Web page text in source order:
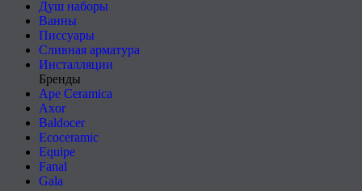
Душ наборы
Ванны
Писсуары
Сливная арматура
Инсталляции
Бренды
Ape Ceramica
Axor
Baldocer
Ecoceramic
Equipe
Fanal
Gala